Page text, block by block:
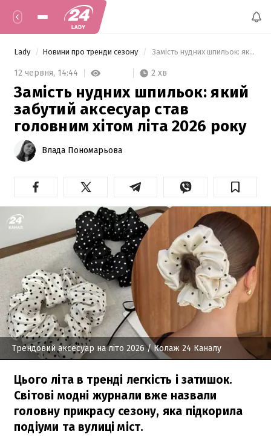
Lady Новини про тренди сезону Замість нудних шпильок: який забутий аксесуар став головним хітом літа 2026 року
12 червня, 14:44 2 хв
Замість нудних шпильок: який
забутий аксесуар став
головним хітом літа 2026 року
Влада Пономарьова
Трендовий аксесуар на літо 2026/ Колаж 24 Каналу
Цього літа в тренді легкість і затишок.
Світові модні журнали вже назвали
головну прикрасу сезону, яка підкорила
подіуми та вулиці міст.